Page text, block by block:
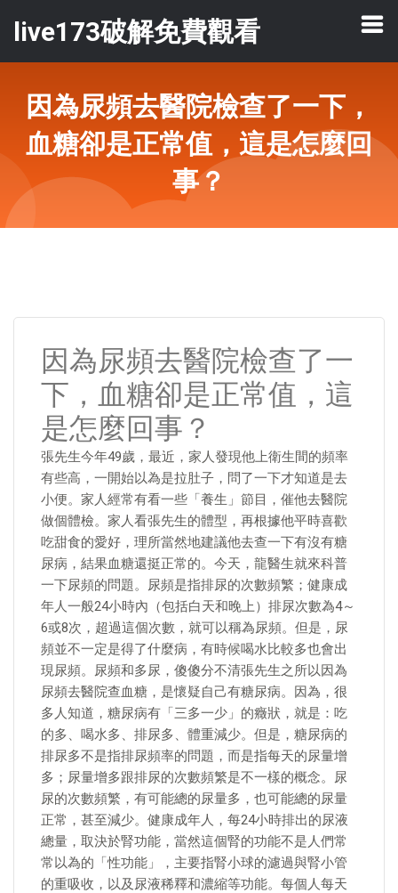
live173破解免費觀看
因為尿頻去醫院檢查了一下，
血糖卻是正常值，這是怎麼回
事？
因為尿頻去醫院檢查了一
下，血糖卻是正常值，這
是怎麼回事？
張先生今年49歲，最近，家人發現他上衛生間的頻率
有些高，一開始以為是拉肚子，問了一下才知道是去
小便。家人經常有看一些「養生」節目，催他去醫院
做個體檢。家人看張先生的體型，再根據他平時喜歡
吃甜食的愛好，理所當然地建議他去查一下有沒有糖
尿病，結果血糖還挺正常的。今天，龍醫生就來科普
一下尿頻的問題。尿頻是指排尿的次數頻繁；健康成
年人一般24小時內（包括白天和晚上）排尿次數為4～
6或8次，超過這個次數，就可以稱為尿頻。但是，尿
頻並不一定是得了什麼病，有時候喝水比較多也會出
現尿頻。尿頻和多尿，傻傻分不清張先生之所以因為
尿頻去醫院查血糖，是懷疑自己有糖尿病。因為，很
多人知道，糖尿病有「三多一少」的癥狀，就是：吃
的多、喝水多、排尿多、體重減少。但是，糖尿病的
排尿多不是指排尿頻率的問題，而是指每天的尿量增
多；尿量增多跟排尿的次數頻繁是不一樣的概念。尿
尿的次數頻繁，有可能總的尿量多，也可能總的尿量
正常，甚至減少。健康成年人，每24小時排出的尿液
總量，取決於腎功能，當然這個腎的功能不是人們常
常以為的「性功能」，主要指腎小球的濾過與腎小管
的重吸收，以及尿液稀釋和濃縮等功能。每個人每天